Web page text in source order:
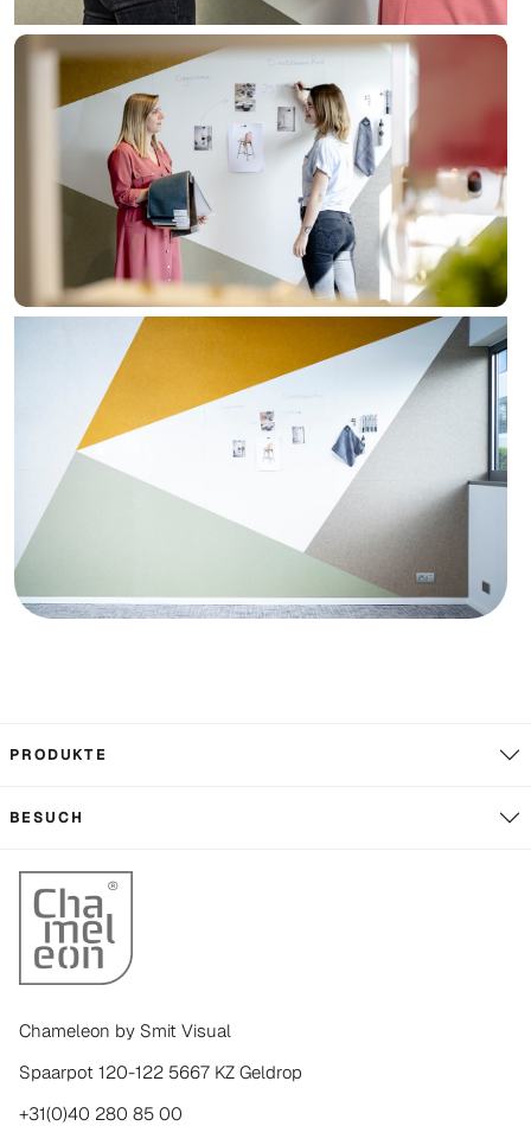
PRODUKTE
BESUCH
Chameleon by Smit Visual
Spaarpot 120-122 5667 KZ Geldrop
+31(0)40 280 85 00